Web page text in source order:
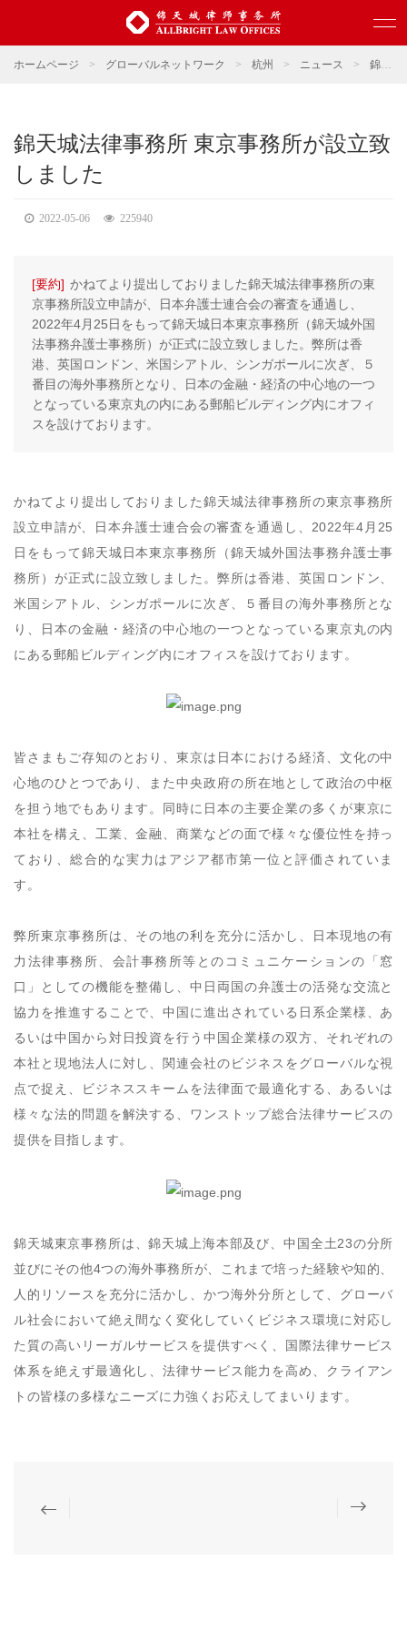
ホームページ > グローバルネットワーク > 杭州 > ニュース > 錦天城ニュース
錦天城法律事務所 東京事務所が設立致
しました
2022-05-06 225940
[要約] かねてより提出しておりました錦天城法律事務所の東
京事務所設立申請が、日本弁護士連合会の審査を通過し、
2022年4月25日をもって錦天城日本東京事務所（錦天城外国
法事務弁護士事務所）が正式に設立致しました。弊所は香
港、英国ロンドン、米国シアトル、シンガポールに次ぎ、５
番目の海外事務所となり、日本の金融・経済の中心地の一つ
となっている東京丸の内にある郵船ビルディング内にオフィ
スを設けております。
かねてより提出しておりました錦天城法律事務所の東京事務所
設立申請が、日本弁護士連合会の審査を通過し、2022年4月25
日をもって錦天城日本東京事務所（錦天城外国法事務弁護士事
務所）が正式に設立致しました。弊所は香港、英国ロンドン、
米国シアトル、シンガポールに次ぎ、５番目の海外事務所とな
り、日本の金融・経済の中心地の一つとなっている東京丸の内
にある郵船ビルディング内にオフィスを設けております。
皆さまもご存知のとおり、東京は日本における経済、文化の中
心地のひとつであり、また中央政府の所在地として政治の中枢
を担う地でもあります。同時に日本の主要企業の多くが東京に
本社を構え、工業、金融、商業などの面で様々な優位性を持っ
ており、総合的な実力はアジア都市第一位と評価されていま
す。
弊所東京事務所は、その地の利を充分に活かし、日本現地の有
力法律事務所、会計事務所等とのコミュニケーションの「窓
口」としての機能を整備し、中日両国の弁護士の活発な交流と
協力を推進することで、中国に進出されている日系企業様、あ
るいは中国から対日投資を行う中国企業様の双方、それぞれの
本社と現地法人に対し、関連会社のビジネスをグローバルな視
点で捉え、ビジネススキームを法律面で最適化する、あるいは
様々な法的問題を解決する、ワンストップ総合法律サービスの
提供を目指します。
錦天城東京事務所は、錦天城上海本部及び、中国全土23の分所
並びにその他4つの海外事務所が、これまで培った経験や知的、
人的リソースを充分に活かし、かつ海外分所として、グローバ
ル社会において絶え間なく変化していくビジネス環境に対応し
た質の高いリーガルサービスを提供すべく、国際法律サービス
体系を絶えず最適化し、法律サービス能力を高め、クライアン
トの皆様の多様なニーズに力強くお応えしてまいります。